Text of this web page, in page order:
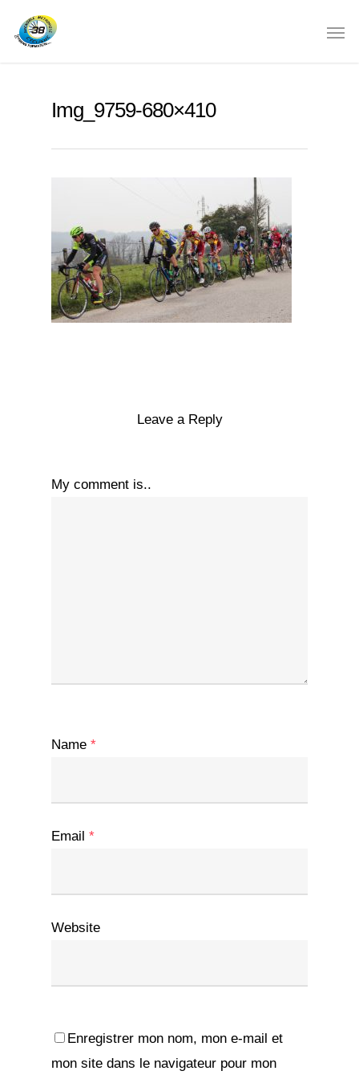
Img_9759-680×410
Leave a Reply
My comment is..
Name *
Email *
Website
Enregistrer mon nom, mon e-mail et
mon site dans le navigateur pour mon